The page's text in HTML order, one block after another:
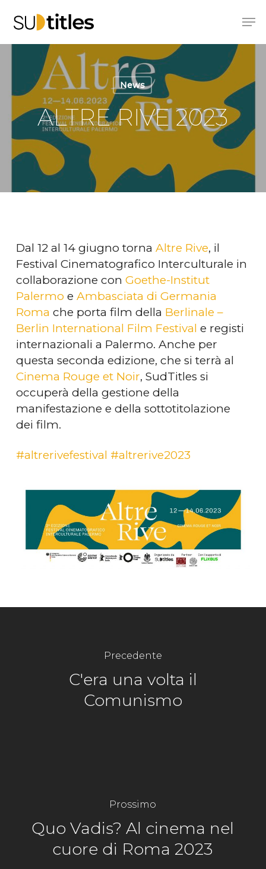
News
ALTRE RIVE 2023
Dal 12 al 14 giugno torna Altre Rive, il
Festival Cinematografico Interculturale in
collaborazione con Goethe-Institut
Palermo e Ambasciata di Germania
Roma che porta film della Berlinale –
Berlin International Film Festival e registi
internazionali a Palermo. Anche per
questa seconda edizione, che si terrà al
Cinema Rouge et Noir, SudTitles si
occuperà della gestione della
manifestazione e della sottotitolazione
dei film.
#altrerivefestival #altrerive2023
Precedente
C'era una volta il
Comunismo
Prossimo
Quo Vadis? Al cinema nel
cuore di Roma 2023